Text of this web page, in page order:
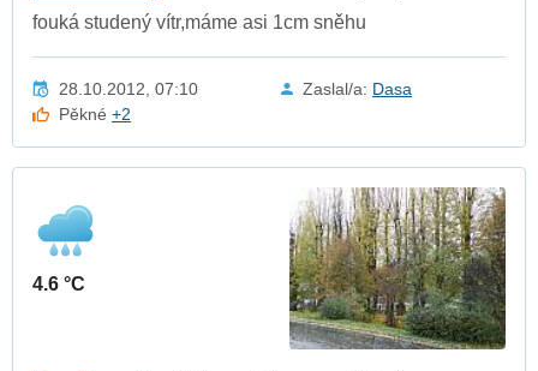
fouká studený vítr,máme asi 1cm sněhu
28.10.2012, 07:10 Zaslal/a: Dasa
Pěkné+2
4.6 °C